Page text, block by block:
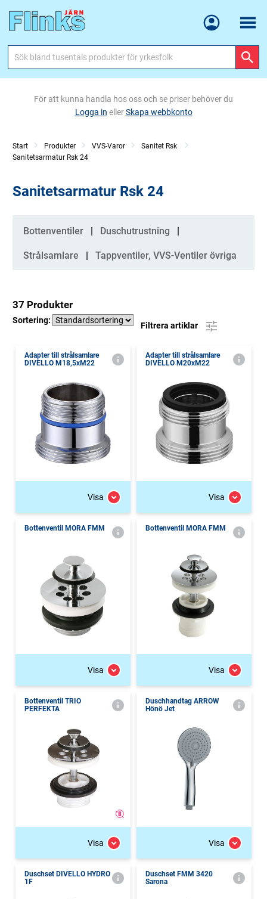
Meny
För att kunna handla hos oss och se priser behöver du
Logga in ellerSkapa webbkonto
Start Produkter VVS-Varor
Sanitet Rsk
Sanitetsarmatur Rsk 24
Sanitetsarmatur Rsk 24
Kategorier
Bottenventiler Duschutrustning
Strålsamlare Tappventiler, VVS-Ventiler övriga
37 Produkter
Sortering:
Filtrera artiklar
Adapter till strålsamlare
DIVELLO M18,5xM22
Visa
Adapter till strålsamlare
DIVELLO M20xM22
Visa
Bottenventil MORA FMM
Visa
Bottenventil MORA FMM
Visa
Bottenventil TRIO
PERFEKTA
Visa
Duschhandtag ARROW
Hönö Jet
Visa
Duschset DIVELLO HYDRO
1F
Duschset FMM 3420
Sarona